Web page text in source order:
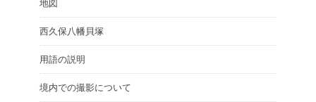
地図
西久保八幡貝塚
用語の説明
境内での撮影について